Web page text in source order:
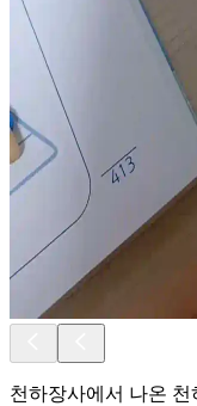
천하장사에서 나온